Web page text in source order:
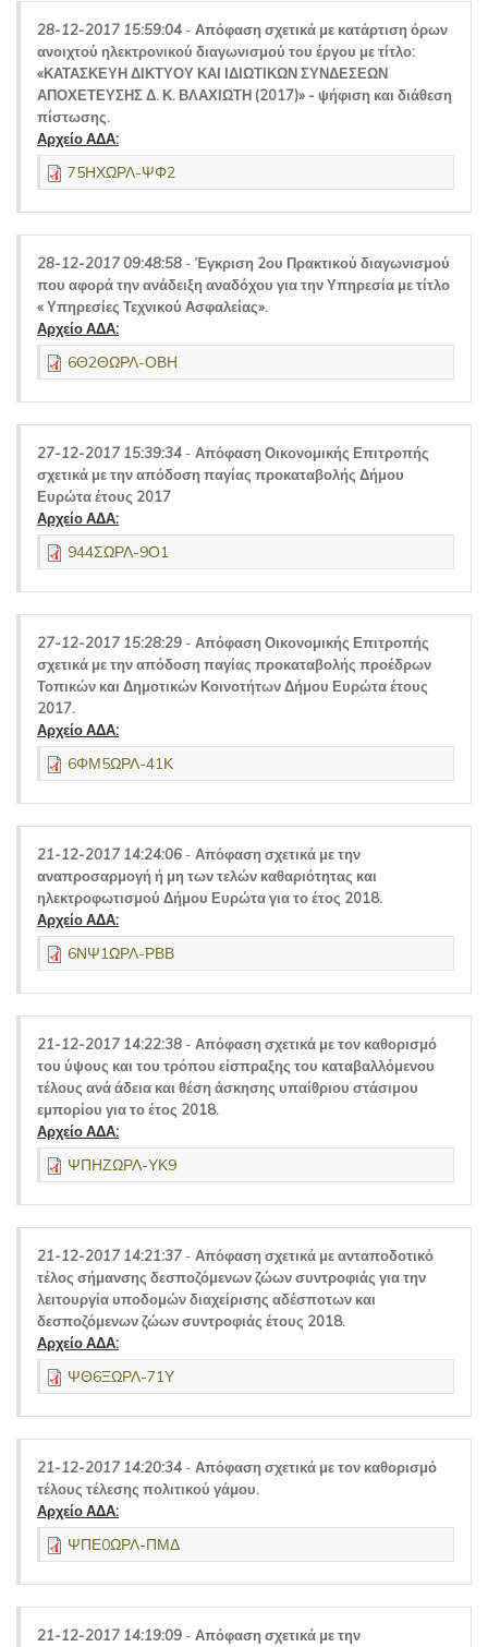
28-12-2017 15:59:04 - Απόφαση σχετικά με κατάρτιση όρων
ανοιχτού ηλεκτρονικού διαγωνισμού του έργου με τίτλο:
«ΚΑΤΑΣΚΕΥΗ ΔΙΚΤΥΟΥ ΚΑΙ ΙΔΙΩΤΙΚΩΝ ΣΥΝΔΕΣΕΩΝ
ΑΠΟΧΕΤΕΥΣΗΣ Δ. Κ. ΒΛΑΧΙΩΤΗ (2017)» - ψήφιση και διάθεση
πίστωσης.
Αρχείο ΑΔΑ:
75ΗΧΩΡΛ-ΨΦ2
28-12-2017 09:48:58 - Έγκριση 2ου Πρακτικού διαγωνισμού
που αφορά την ανάδειξη αναδόχου για την Υπηρεσία με τίτλο
« Υπηρεσίες Τεχνικού Ασφαλείας».
Αρχείο ΑΔΑ:
6Θ2ΘΩΡΛ-ΟΒΗ
27-12-2017 15:39:34 - Απόφαση Οικονομικής Επιτροπής
σχετικά με την απόδοση παγίας προκαταβολής Δήμου
Ευρώτα έτους 2017
Αρχείο ΑΔΑ:
944ΣΩΡΛ-9Ο1
27-12-2017 15:28:29 - Απόφαση Οικονομικής Επιτροπής
σχετικά με την απόδοση παγίας προκαταβολής προέδρων
Τοπικών και Δημοτικών Κοινοτήτων Δήμου Ευρώτα έτους
2017.
Αρχείο ΑΔΑ:
6ΦΜ5ΩΡΛ-41Κ
21-12-2017 14:24:06 - Απόφαση σχετικά με την
αναπροσαρμογή ή μη των τελών καθαριότητας και
ηλεκτροφωτισμού Δήμου Ευρώτα για το έτος 2018.
Αρχείο ΑΔΑ:
6ΝΨ1ΩΡΛ-ΡΒΒ
21-12-2017 14:22:38 - Απόφαση σχετικά με τον καθορισμό
του ύψους και του τρόπου είσπραξης του καταβαλλόμενου
τέλους ανά άδεια και θέση άσκησης υπαίθριου στάσιμου
εμπορίου για το έτος 2018.
Αρχείο ΑΔΑ:
ΨΠΗΖΩΡΛ-ΥΚ9
21-12-2017 14:21:37 - Απόφαση σχετικά με ανταποδοτικό
τέλος σήμανσης δεσποζόμενων ζώων συντροφιάς για την
λειτουργία υποδομών διαχείρισης αδέσποτων και
δεσποζόμενων ζώων συντροφιάς έτους 2018.
Αρχείο ΑΔΑ:
ΨΘ6ΞΩΡΛ-71Υ
21-12-2017 14:20:34 - Απόφαση σχετικά με τον καθορισμό
τέλους τέλεσης πολιτικού γάμου.
Αρχείο ΑΔΑ:
ΨΠΕ0ΩΡΛ-ΠΜΔ
21-12-2017 14:19:09 - Απόφαση σχετικά με την